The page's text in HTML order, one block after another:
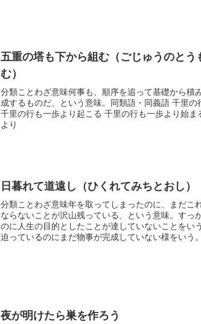
五重の塔も下から組む（ごじゅうのとう
む）
分類ことわざ意味何事も、順序を追って基礎から積
成するものだ、という意味。同類語・同義語 千里の
千里の行も一歩より起こる 千里の行も一歩より始ま
より
日暮れて道遠し（ひくれてみちとおし）
分類ことわざ意味年を取ってしまったのに、まだこ
ならないことが沢山残っている、という意味。すっ
のに人生の目的としたことが達していないことをい
迫っているのにまだ物事が完成していない様をいう
夜が明けたら巣を作ろう